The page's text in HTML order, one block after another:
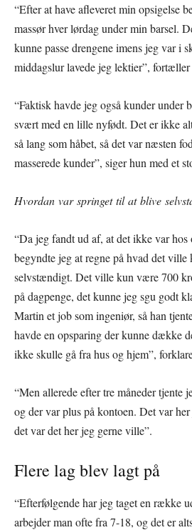
“Efter at have afleveret min opsigelse
massør hver lørdag under min barsel.
kunne passe drengene imens jeg var i
middagslur lavede jeg lektier”,
“Faktisk havde jeg også kunder under
svært med en lille nyfødt. Det er ikke
så lang som håbet, så det var næsten
masserede kunder”, siger hun med et
Hvordan var springet til at blive
“Da jeg fandt ud af, at det ikke var
begyndte jeg at regne på hvad det ville
selvstændigt. Det ville kun være 700
på dagpenge, det kunne jeg sgu godt
Martin et job som ingeniør, så han
havde en opsparing der kunne dække
ikke skulle gå fra hus og hjem”,
“Men allerede efter tre måneder tjente
og der var plus på kontoen. Det var
det var det her jeg gerne ville”.
Flere lag blev lagt på
“Efterfølgende har jeg taget en række
arbejder man ofte fra 7-18, og det er